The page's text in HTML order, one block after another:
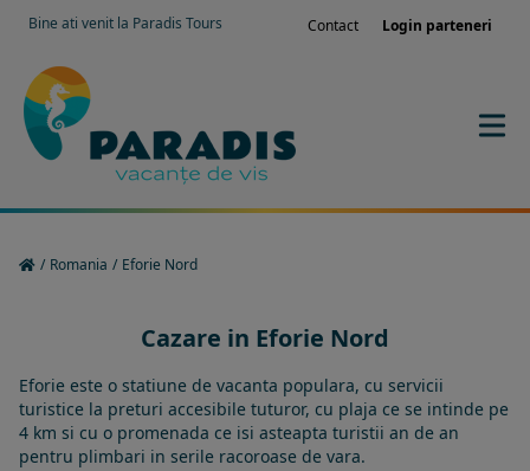
Bine ati venit la Paradis Tours Contact Login parteneri
/ Romania / Eforie Nord
Cazare in Eforie Nord
Eforie este o statiune de vacanta populara, cu servicii
turistice la preturi accesibile tuturor, cu plaja ce se intinde pe
4 km si cu o promenada ce isi asteapta turistii an de an
pentru plimbari in serile racoroase de vara.